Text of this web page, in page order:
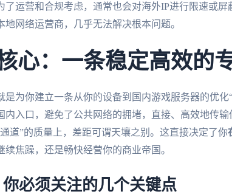
了运营和合规考虑，通常也会对海外IP进行限速或
地网络运营商，几乎无法解决根本问题。
心：一条稳定高效的
是为你建立一条从你的设备到国内游戏服务器的优
内入口，避免了公共网络的拥堵，直接、高效地传输
道”的质量上，差距可谓天壤之别。这直接决定了你
焦躁，还是畅快经营你的商业帝国。
必须关注的几个关键点